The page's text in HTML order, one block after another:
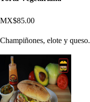
MX$85.00
Champiñones, elote y queso.